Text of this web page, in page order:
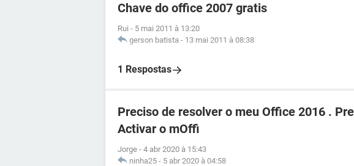
Chave do office 2007 gratis
Rui - 5 mai 2011 à 13:20
gerson batista - 13 mai 2011 à 08:38
1 Respostas
Preciso de resolver o meu Office 2016 .
Activar o mOffi
Jorge - 4 abr 2020 à 15:43
ninha25 - 5 abr 2020 à 04:58